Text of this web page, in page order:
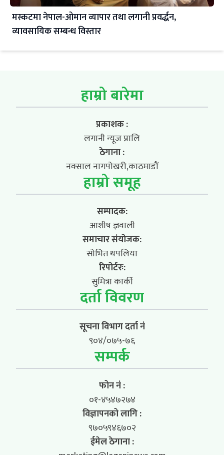
मस्कटमा नेपाल-ओमान व्यापार तथा लगानी प्रवर्द्धन,
व्यावसायिक सम्बन्ध विस्तार
हाम्रो बारेमा
प्रकाशक :
लगानी न्यूज प्रालि
ठेगाना :
नक्साल नागपोखरी,काठमाडौं
हाम्रो समूह
सम्पादक:
आशीष ज्ञवाली
समाचार संयोजक:
सोभित थपलिया
रिपोर्टरः:
सुमित्रा कार्की
दर्ता विवरण
सूचना विभाग दर्ता नं
९०४/०७५-७६
सम्पर्क
फोन नं :
०१-४५४७२७४
विज्ञापनको लागि :
९७०५९४६७०२
ईमेल ठेगाना :